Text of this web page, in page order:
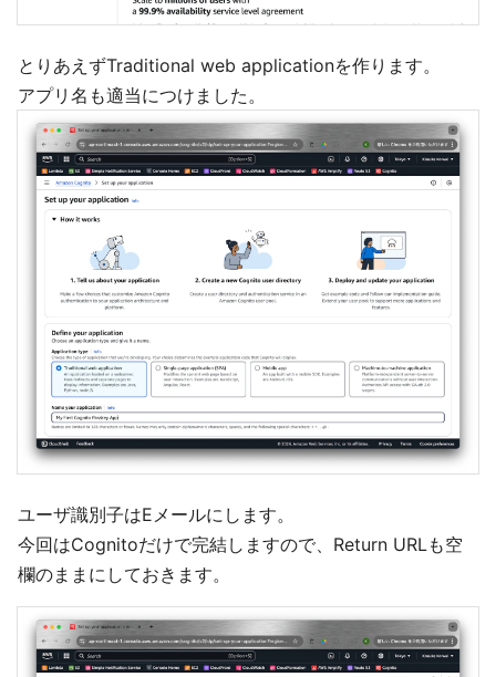
とりあえずTraditional web applicationを作ります。
アプリ名も適当につけました。
ユーザ識別子はEメールにします。
今回はCognitoだけで完結しますので、Return URLも空
欄のままにしておきます。